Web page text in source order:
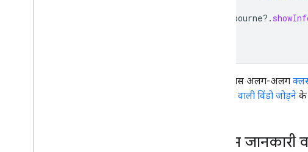
melbourne?.
आपके पास अलग-अलग
जानकारी वाली विंडो जोड़ने के
कस्टम जानकारी